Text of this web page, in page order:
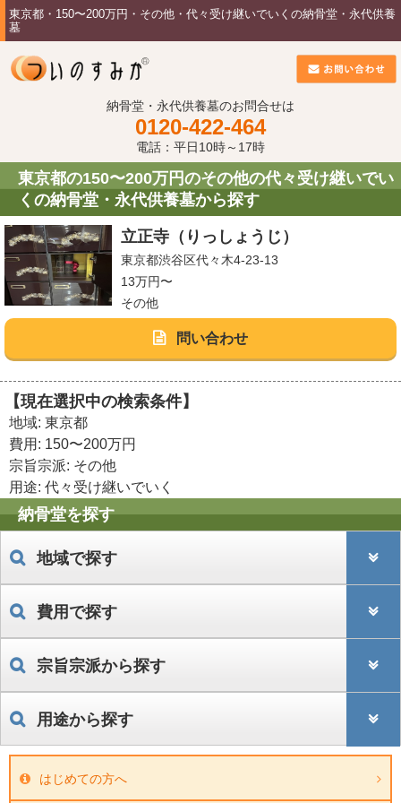
東京都・150〜200万円・その他・代々受け継いでいくの納骨堂・永代供養
墓
納骨堂・永代供養墓のお問合せは
0120-422-464
電話：平日10時～17時
東京都の150〜200万円のその他の代々受け継いでい
くの納骨堂・永代供養墓から探す
立正寺（りっしょうじ）
東京都渋谷区代々木4-23-13
13万円〜
その他
問い合わせ
【現在選択中の検索条件】
地域: 東京都
費用: 150〜200万円
宗旨宗派: その他
用途: 代々受け継いでいく
納骨堂を探す
地域で探す
費用で探す
宗旨宗派から探す
用途から探す
はじめての方へ